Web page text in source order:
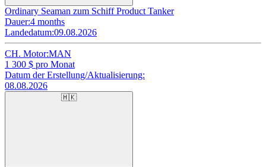
Ordinary Seaman zum Schiff Product Tanker
Dauer:4 months
Landedatum:09.08.2026
CH. Motor:MAN
1 300 $ pro Monat
Datum der Erstellung/Aktualisierung:
08.08.2026
🇭🇰